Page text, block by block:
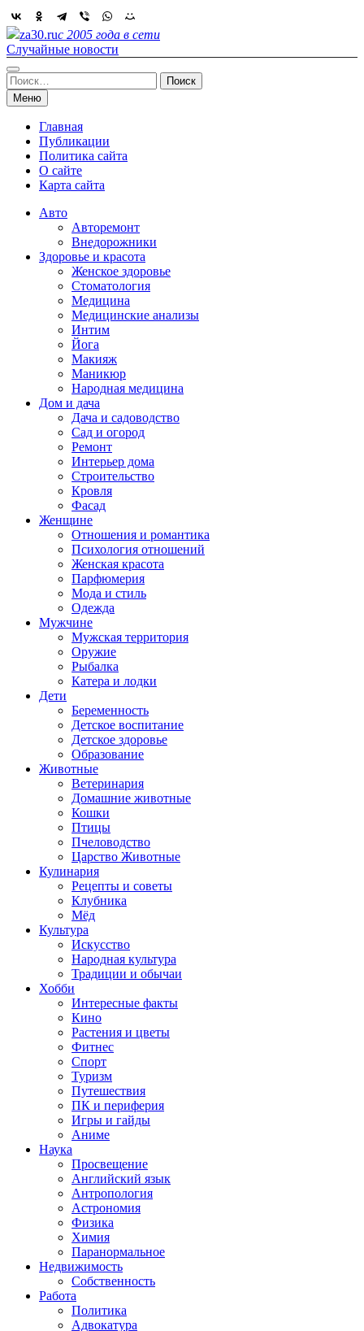
Skip
to
content
za30.ruс 2005 года в сети
Случайные новости
Найти:
Меню
Главная
Публикации
Политика сайта
О сайте
Карта сайта
Авто
Авторемонт
Внедорожники
Здоровье и красота
Женское здоровье
Стоматология
Медицина
Медицинские анализы
Интим
Йога
Макияж
Маникюр
Народная медицина
Дом и дача
Дача и садоводство
Сад и огород
Ремонт
Интерьер дома
Строительство
Кровля
Фасад
Женщине
Отношения и романтика
Психология отношений
Женская красота
Парфюмерия
Мода и стиль
Одежда
Мужчине
Мужская территория
Оружие
Рыбалка
Катера и лодки
Дети
Беременность
Детское воспитание
Детское здоровье
Образование
Животные
Ветеринария
Домашние животные
Кошки
Птицы
Пчеловодство
Царство Животные
Кулинария
Рецепты и советы
Клубника
Мёд
Культура
Искусство
Народная культура
Традиции и обычаи
Хобби
Интересные факты
Кино
Растения и цветы
Фитнес
Спорт
Туризм
Путешествия
ПК и периферия
Игры и гайды
Аниме
Наука
Просвещение
Английский язык
Антропология
Астрономия
Физика
Химия
Паранормальное
Недвижимость
Собственность
Работа
Политика
Адвокатура